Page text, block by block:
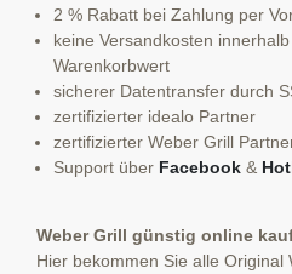
2 % Rabatt bei Zahlung per
keine Versandkosten
Warenkorbwert
sicherer Datentransfer durch
zertifizierter idealo Partner
zertifizierter Weber Grill
Support über Facebook &
Weber Grill günstig online
Hier bekommen Sie alle